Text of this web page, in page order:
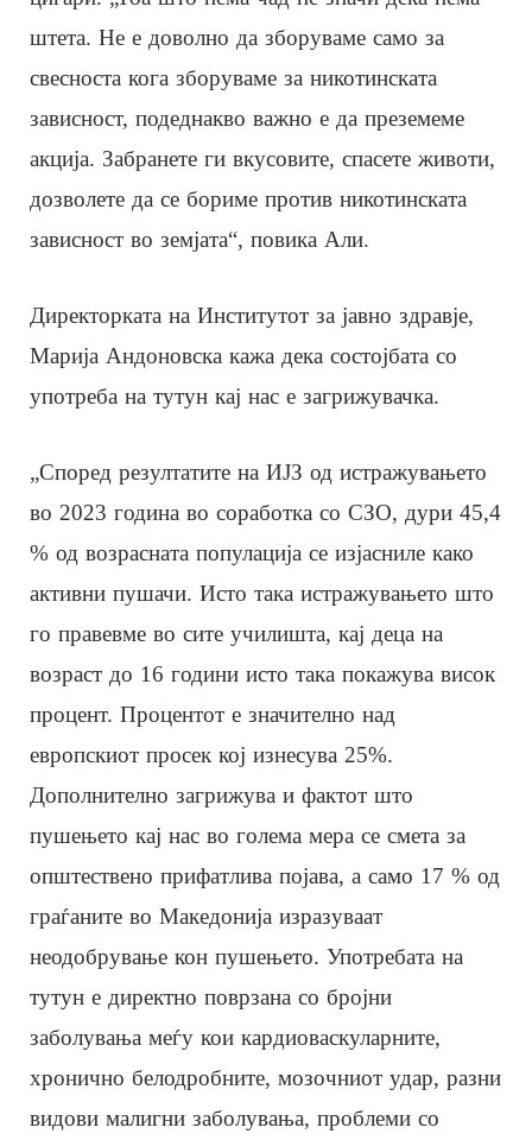
штета. Не е доволно да зборуваме само за
свесноста кога зборуваме за никотинската
зависност, подеднакво важно е да преземеме
акција. Забранете ги вкусовите, спасете животи,
дозволете да се бориме против никотинската
зависност во земјата“, повика Али.
Директорката на Институтот за јавно здравје,
Марија Андоновска кажа дека состојбата со
употреба на тутун кај нас е загрижувачка.
„Според резултатите на ИЈЗ од истражувањето
во 2023 година во соработка со СЗО, дури 45,4
% од возрасната популација се изјасниле како
активни пушачи. Исто така истражувањето што
го правевме во сите училишта, кај деца на
возраст до 16 години исто така покажува висок
процент. Процентот е значително над
европскиот просек кој изнесува 25%.
Дополнително загрижува и фактот што
пушењето кај нас во голема мера се смета за
општествено прифатлива појава, а само 17 % од
граѓаните во Македонија изразуваат
неодобрување кон пушењето. Употребата на
тутун е директно поврзана со бројни
заболувања меѓу кои кардиоваскуларните,
хронично белодробните, мозочниот удар, разни
видови малигни заболувања, проблеми со